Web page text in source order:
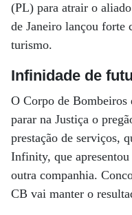
(PL) para atrair o
de Janeiro lançou forte
turismo.
Infinidade de
O Corpo de Bombeiros
parar na Justiça o
prestação de serviços,
Infinity, que apresentou
outra companhia.
CB vai manter o